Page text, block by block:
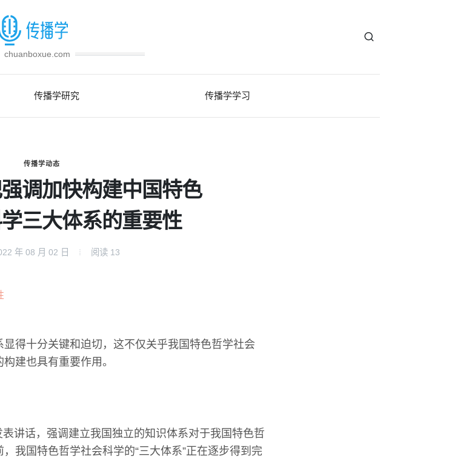
chuanboxue.com
传播学研究 传播学学习
传播学动态
调加快构建中国特色
三大体系的重要性
年 08 月 02 日 阅读 13
显得十分关键和迫切，这不仅关乎我国特色哲学社会
建也具有重要作用。
讲话，强调建立我国独立的知识体系对于我国特色哲
我国特色哲学社会科学的“三大体系”正在逐步得到完